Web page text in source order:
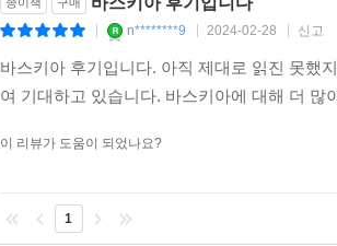
n********9 2024-02-28 신고
바스키아 후기입니다. 아직 제대로 읽진 못했
여 기대하고 있습니다. 바스키아에 대해 더
이 리뷰가 도움이 되었나요?
1